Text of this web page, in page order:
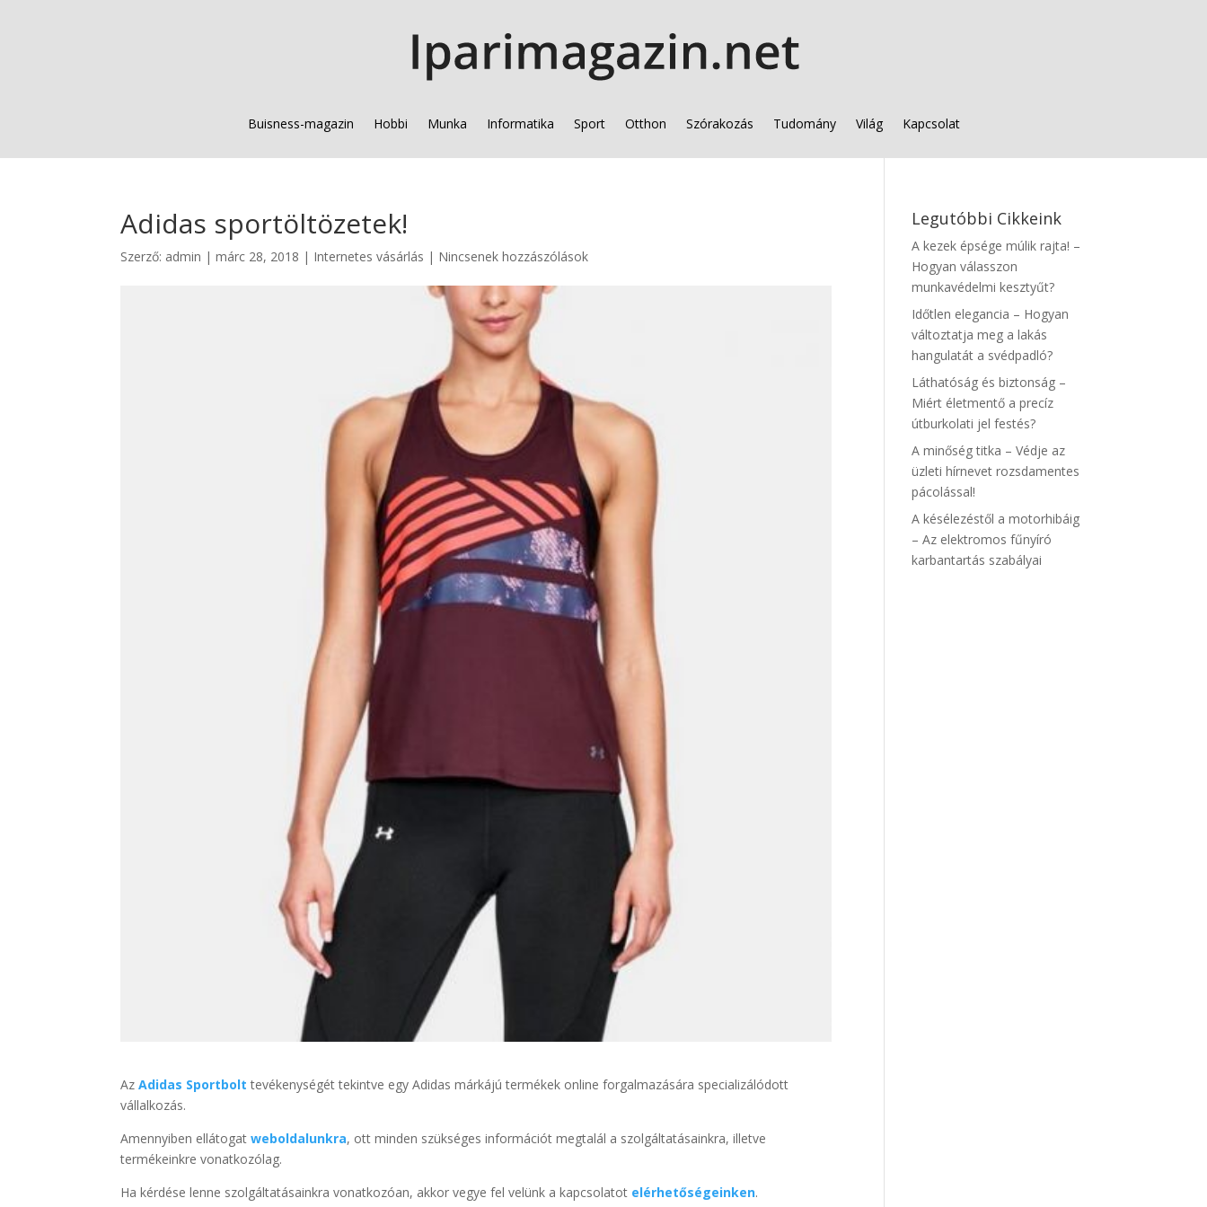
Buisness-magazin Hobbi Munka Informatika Sport Otthon Szórakozás Tudomány Világ Kapcsolat
Adidas sportöltözetek!
Szerző: admin |márc 28, 2018 | Internetes vásárlás | Nincsenek hozzászólások
AzAdidas Sportbolt tevékenységét tekintve egy Adidas márkájú termékek online forgalmazására specializálódott
vállalkozás.
Amennyiben ellátogat weboldalunkra, ott minden szükséges információt megtalál a szolgáltatásainkra, illetve
termékeinkre vonatkozólag.
Ha kérdése lenne szolgáltatásainkra vonatkozóan, akkor vegye fel velünk a kapcsolatot elérhetőségeinken.
Legutóbbi Cikkeink
A kezek épsége múlik rajta! –
Hogyan válasszon
munkavédelmi kesztyűt?
Időtlen elegancia – Hogyan
változtatja meg a lakás
hangulatát a svédpadló?
Láthatóság és biztonság –
Miért életmentő a precíz
útburkolati jel festés?
A minőség titka – Védje az
üzleti hírnevet rozsdamentes
pácolással!
A késélezéstől a motorhibáig
– Az elektromos fűnyíró
karbantartás szabályai